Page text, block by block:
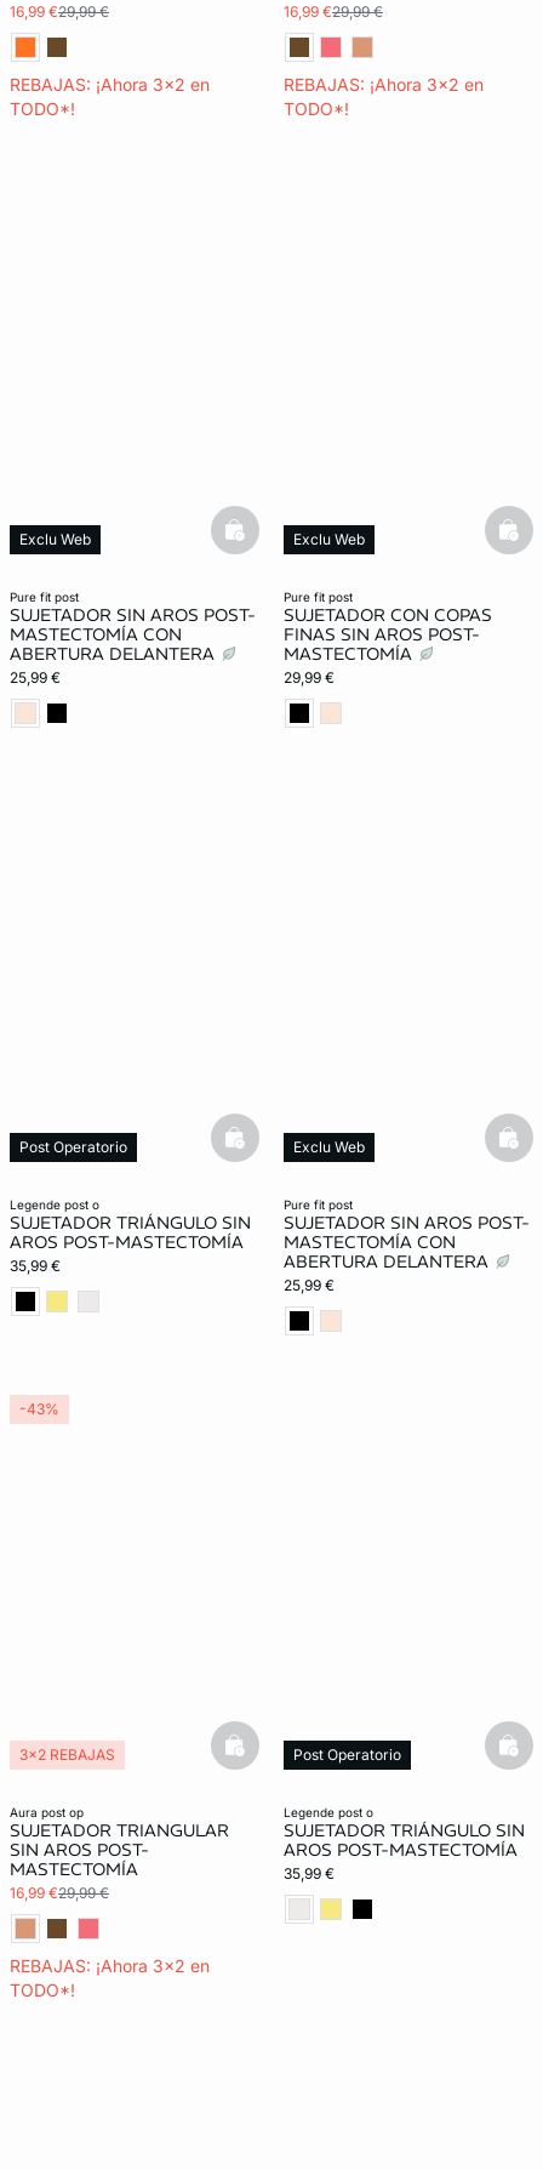
16,99 €29,99 €
REBAJAS: ¡Ahora 3x2 en
TODO*!
16,99 €29,99 €
REBAJAS: ¡Ahora 3x2 en
TODO*!
pure fit post
SUJETADOR SIN AROS POST-
MASTECTOMÍA CON
ABERTURA DELANTERA
25,99 €
Exclu Web
Post Operatorio
basketfull
pure fit post
SUJETADOR CON COPAS
FINAS SIN AROS POST-
MASTECTOMÍA
29,99 €
Exclu Web
Post Operatorio
legende post o
SUJETADOR TRIÁNGULO SIN
AROS POST-MASTECTOMÍA
35,99 €
Post Operatorio basketfull
pure fit post
SUJETADOR SIN AROS POST-
MASTECTOMÍA CON
ABERTURA DELANTERA
25,99 €
Exclu Web
Post Operatorio
aura post op
SUJETADOR TRIANGULAR
SIN AROS POST-
MASTECTOMÍA
16,99 €29,99 €
REBAJAS: ¡Ahora 3x2 en
TODO*!
3x2 REBAJAS
basketfull
-43%
legende post o
SUJETADOR TRIÁNGULO SIN
AROS POST-MASTECTOMÍA
35,99 €
Post Operatorio